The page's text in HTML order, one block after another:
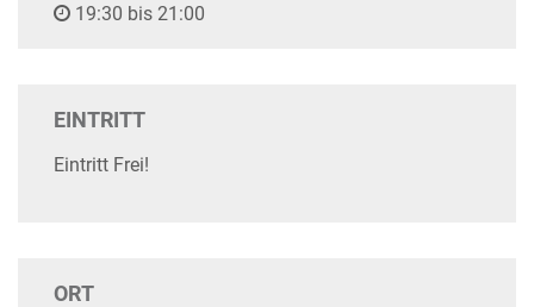
19:30 bis 21:00
EINTRITT
Eintritt Frei!
ORT